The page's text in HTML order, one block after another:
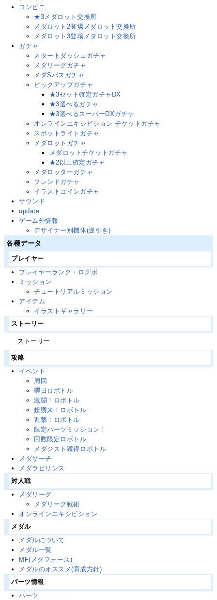
コンビニ
★3メダロット交換所
メダロット2登場メダロット交換所
メダロット3登場メダロット交換所
ガチャ
スタートダッシュガチャ
メダリーグガチャ
メダSパスガチャ
ピックアップガチャ
★3セット確定ガチャDX
★3選べるガチャ
★3選べるスーパーDXガチャ
オンラインエキシビション チケットガチャ
スポットライトガチャ
メダロットガチャ
メダロットチケットガチャ
★2以上確定ガチャ
メダロッターガチャ
フレンドガチャ
イラストコインガチャ
サウンド
update
ゲーム外情報
デザイナー別機体(逆引き)
各種データ
プレイヤー
プレイヤーランク・ログボ
ミッション
チュートリアルミッション
アイテム
イラストギャラリー
ストーリー
ストーリー
攻略
イベント
周回
曜日ロボトル
激闘！ロボトル
超襲来！ロボトル
進撃！ロボトル
限定パーツミッション！
回数限定ロボトル
メダジスト獲得ロボトル
メダサーチ
メダラビリンス
対人戦
メダリーグ
メダリーグ戦術
オンラインエキシビション
メダル
メダルについて
メダル一覧
MF(メダフォース)
メダルのオススメ(育成方針)
パーツ情報
パーツ